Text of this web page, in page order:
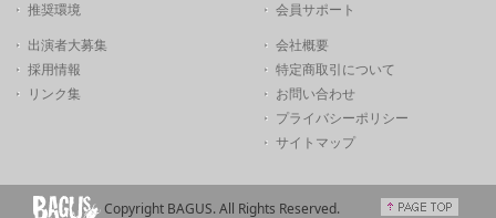
推奨環境
会員サポート
出演者大募集
採用情報
リンク集
会社概要
特定商取引について
お問い合わせ
プライバシーポリシー
サイトマップ
Copyright BAGUS. All Rights Reserved.